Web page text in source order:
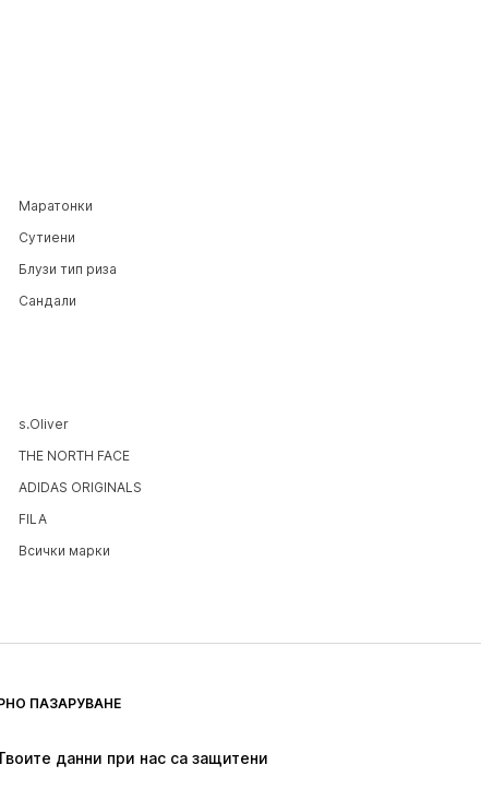
Маратонки
Сутиени
Блузи тип риза
Сандали
s.Oliver
THE NORTH FACE
ADIDAS ORIGINALS
FILA
Всички марки
ПАЗАРУВАНЕ
данни при нас са защитени